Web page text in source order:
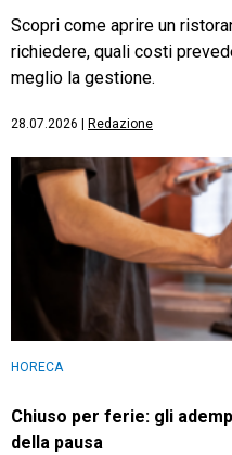
Scopri come aprire un
richiedere, quali costi
meglio la gestione.
28.07.2026 Redazione
HORECA
Chiuso per ferie: gli
della pausa